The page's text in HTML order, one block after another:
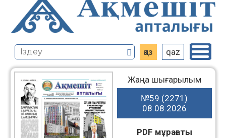
қаз qaz
Жаңа шығарылым
№59 (2271)
08.08.2026
PDF мұрағаты